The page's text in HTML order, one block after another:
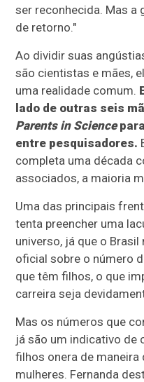
ser reconhecida. Mas a
de retorno."
Ao dividir suas
são cientistas e mães,
uma realidade comum.
lado de outras seis
Parents in Science
entre pesquisadores.
completa uma década
associados, a maioria
Uma das principais
tenta preencher uma
universo, já que o
oficial sobre o número
que têm filhos, o que
carreira seja
Mas os números que
já são um indicativo de
filhos onera de
mulheres. Fernanda